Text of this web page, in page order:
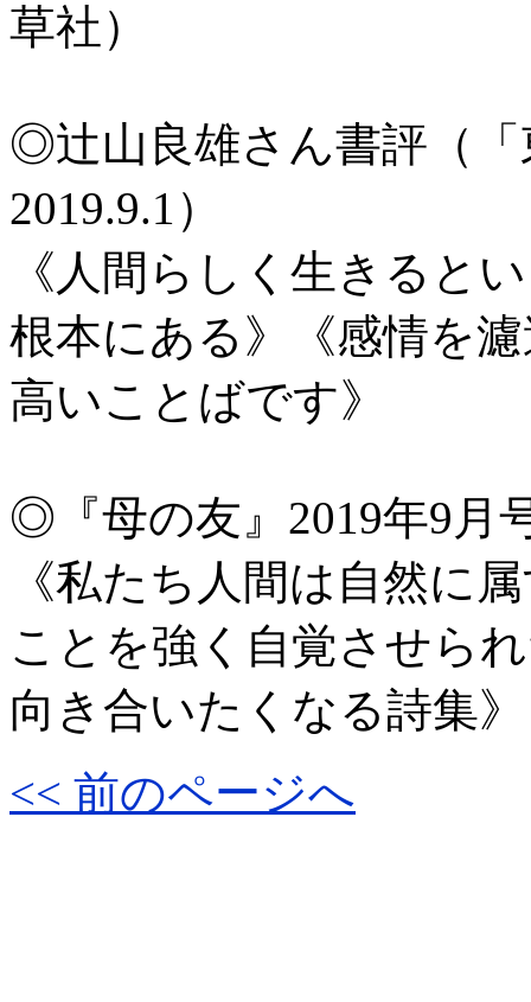
草社）
◎辻山良雄さん書評（
2019.9.1）
《人間らしく生きると
根本にある》《感情を
高いことばです》
◎『母の友』2019年9月
《私たち人間は自然に
ことを強く自覚させら
向き合いたくなる詩集》
<< 前のページへ